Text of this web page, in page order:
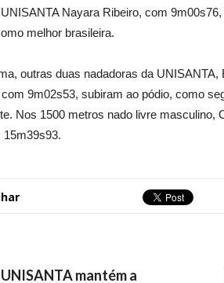
Nayara Ribeiro, com
melhor brasileira.
outras duas nadadoras da
9m02s53, subiram ao pódio, como
Nos 1500 metros nado livre masculino,
mantém a